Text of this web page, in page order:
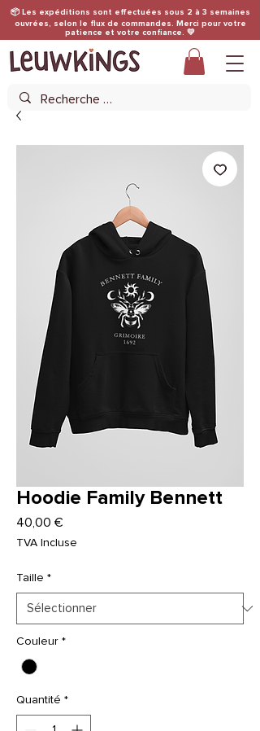
📦 Les expéditions sont effectuées sous 2 à 3 semaines
ouvrées, selon le flux de commandes. Merci pour votre
patience et votre confiance. 💛
Hoodie Family Bennett
40,00 €
TVA Incluse
Taille *
Couleur *
Quantité *